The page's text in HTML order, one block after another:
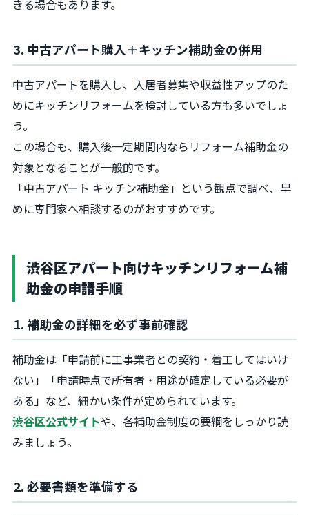
きる場合もあります。
3. 中古アパート購入＋キッチン補助金の併用
中古アパートを購入し、入居者募集や収益性アップのた
めにキッチンリフォームを検討している方も多いでしょ
う。
この場合も、購入後一定期間内ならリフォーム補助金の
対象となることが一般的です。
「中古アパート キッチン補助金」という観点で調べ、早
めに専門家へ相談するのがおすすめです。
渋谷区アパート向けキッチンリフォーム補
助金の申請手順
1. 補助金の詳細を必ず事前確認
補助金は「申請前に工事業者との契約・着工してはいけ
ない」「申請時点で所有者・用途が確定している必要が
ある」など、細かい条件が定められています。
渋谷区公式サイトや、各補助金制度の要綱をしっかり読
みましょう。
2. 必要書類を準備する